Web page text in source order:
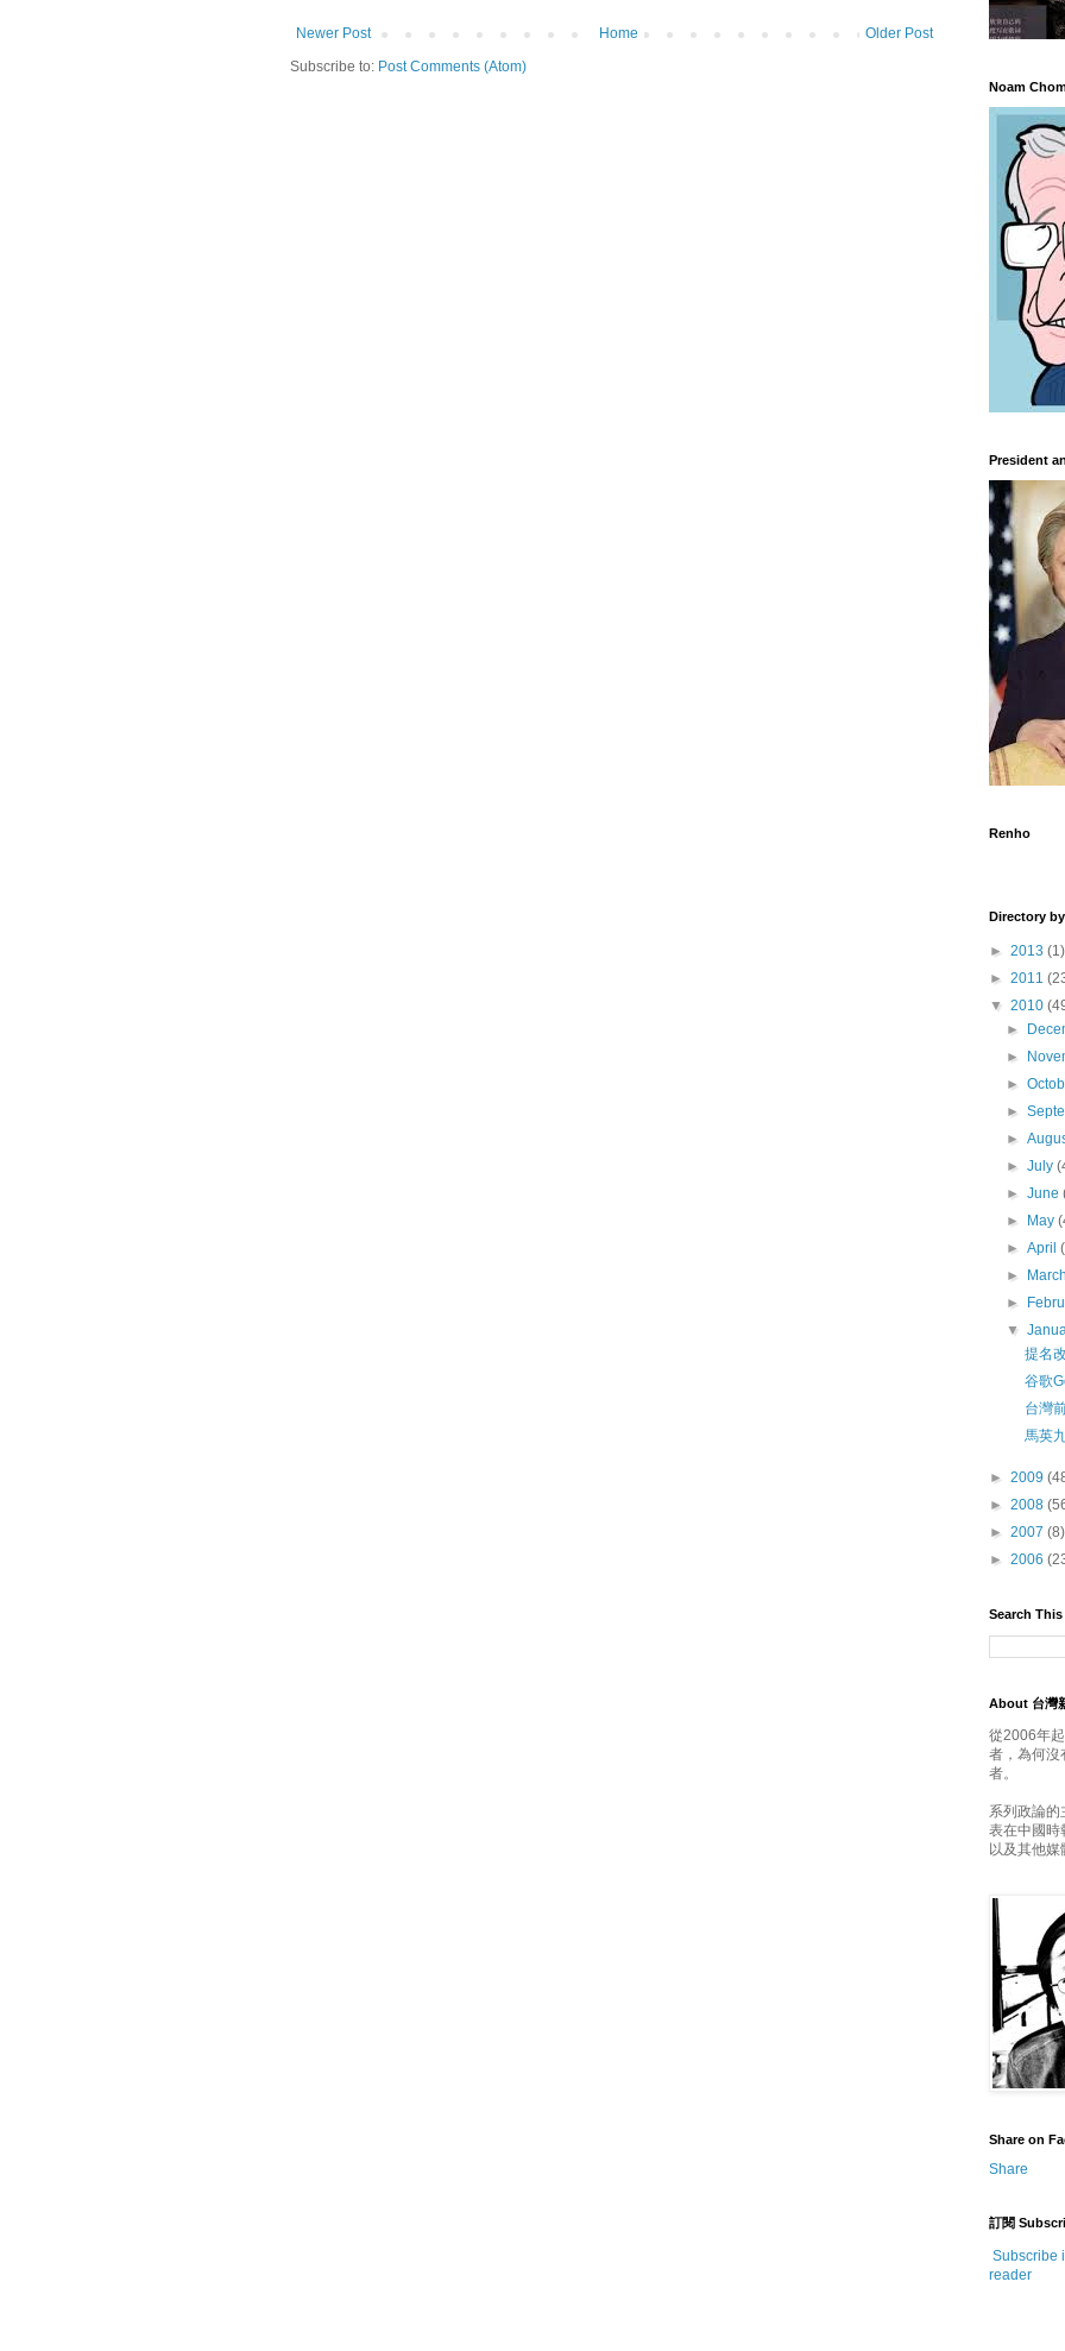
Newer Post Older Post
Home
Subscribe to: Post Comments (Atom)
Noam
President
Renho
Directory
► 2013 (1)
► 2011
▼ 2010
►
►
►
►
►
►July
►June
►
May
►April
►
►
▼
提名
谷歌
台灣
馬英
► 2009
► 2008
► 2007 (8)
► 2006
Search
About 台灣
從2006年
者，為何沒
者。
系列政論
表在中國時
以及其他媒
Share on
Share
訂閱
Subscribe
reader